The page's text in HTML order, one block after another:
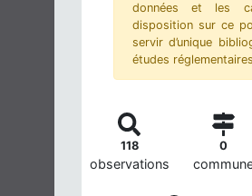
données et les
disposition sur ce
servir d’unique
études
118
observations
0